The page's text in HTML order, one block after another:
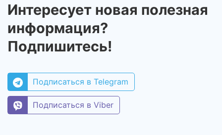
Интересует новая полезная
информация?
Подпишитесь!
Подписаться в Telegram
Подписаться в Viber